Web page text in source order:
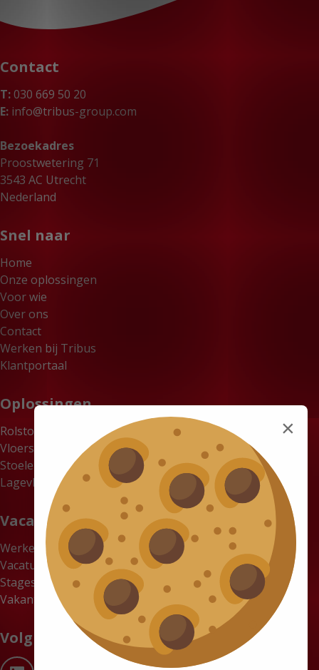
Contact
T: 030 669 50 20
E: info@tribus-group.com
Bezoekadres
Proostwetering 71
3543 AC Utrecht
Nederland
Snel naar
Home
Onze oplossingen
Voor wie
Over ons
Contact
Werken bij Tribus
Klantportaal
Oplossingen
Rolstoelbussen
Vloersystemen
Stoelen
Lagevloerbussen
Vacatures
Werken bij Tribus
Vacatures
Stages
Vakantiewerk gezocht? Verdien tot €18 per uur bij Tribus
Volg ons
×